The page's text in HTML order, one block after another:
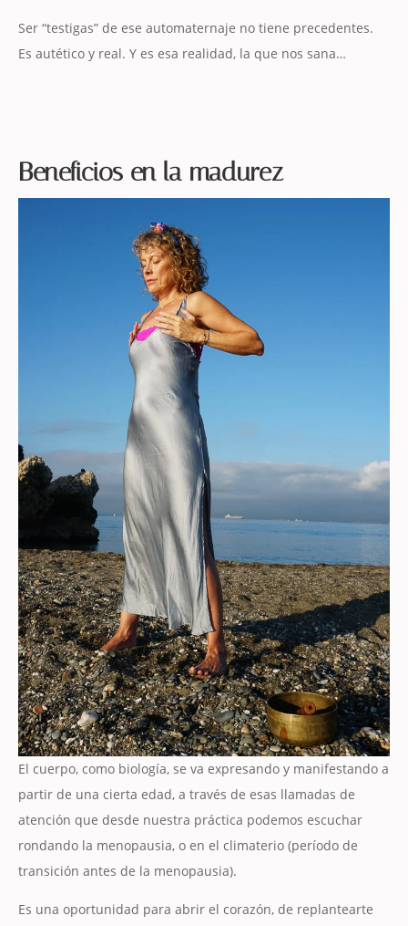
Ser “testigas” de ese automaternaje no tiene precedentes.
Es autético y real. Y es esa realidad, la que nos sana…
Beneficios en la madurez
El cuerpo, como biología, se va expresando y manifestando a
partir de una cierta edad, a través de esas llamadas de
atención que desde nuestra práctica podemos escuchar
rondando la menopausia, o en el climaterio (período de
transición antes de la menopausia).
Es una oportunidad para abrir el corazón, de replantearte